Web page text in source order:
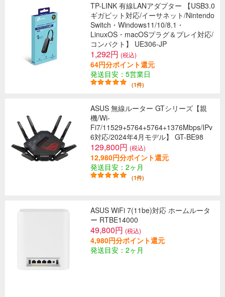
TP-LINK 有線LANアダプター 【USB3.0
ギガビット対応/イーサネット/Nintendo
Switch・Windows11/10/8.1・
LinuxOS・macOSプラグ＆プレイ対応/
コンパクト】 UE306-JP
1,292円 (税込)
64円分ポイント還元
発送目安：5営業日
(1件)
ASUS 無線ルーター GTシリーズ【親
機/Wi-
Fi7/11529+5764+5764+1376Mbps/IPv
6対応/2024年4月モデル】 GT-BE98
129,800円 (税込)
12,980円分ポイント還元
発送目安：2ヶ月
(1件)
ASUS WiFi 7(11be)対応 ホームルータ
ー RTBE14000
49,800円 (税込)
4,980円分ポイント還元
発送目安：2ヶ月